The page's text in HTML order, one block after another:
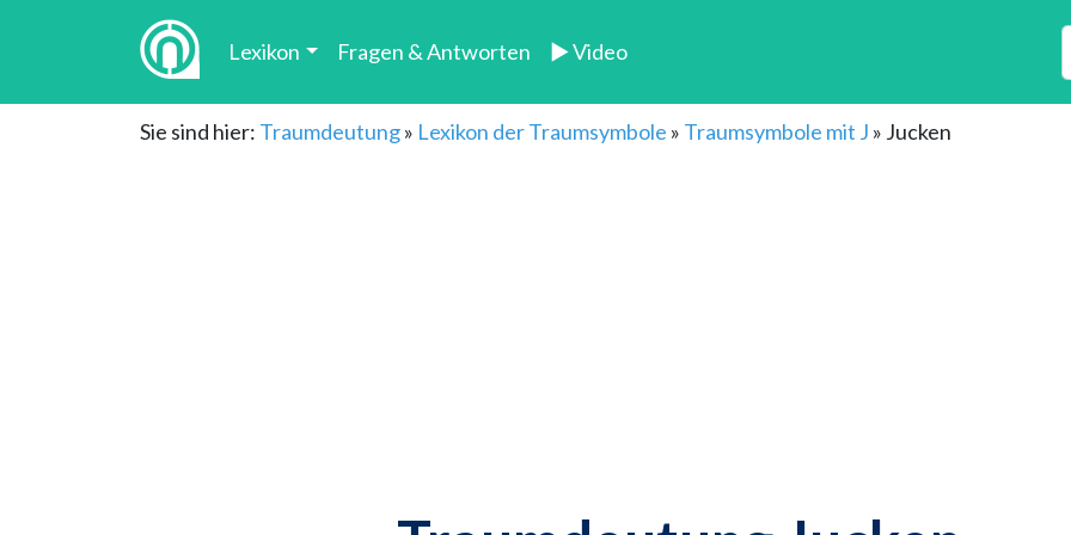
Lexikon Fragen & Antworten ► Video
Sie sind hier: Traumdeutung» Lexikon der Traumsymbole » Traumsymbole mit J » Jucken